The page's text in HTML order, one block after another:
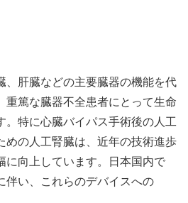
、肝臓などの主要臓器の機能を代
重篤な臓器不全患者にとって生命
。特に心臓バイパス手術後の人工
めの人工腎臓は、近年の技術進歩
に向上しています。日本国内で
伴い、これらのデバイスへの